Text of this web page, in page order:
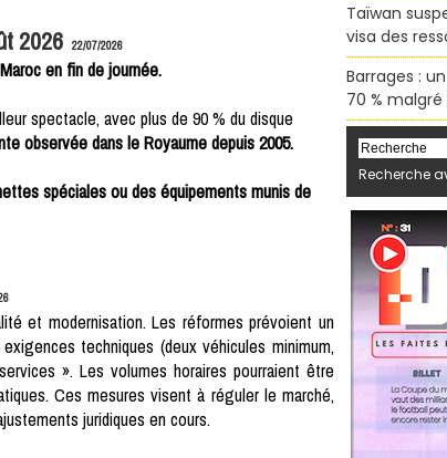
2026 22/07/2026
en fin de journée.
spectacle, avec plus de 90 % du disque
observée dans le Royaume depuis 2005.
spéciales ou des équipements munis de
et modernisation. Les réformes prévoient un
techniques (deux véhicules minimum,
». Les volumes horaires pourraient être
Ces mesures visent à réguler le marché,
juridiques en cours.
Taïwan
visa des
Barrages :
70 %
Recherche